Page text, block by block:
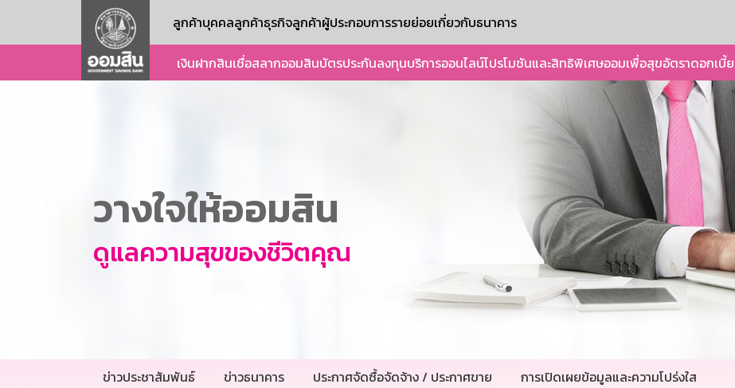
ลูกค้าบุคคลลูกค้าธุรกิจลูกค้าผู้ประกอบการรายย่อยเกี่ยวกับธนาคาร
เงินฝากสินเชื่อสลากออมสินบัตรประกันลงทุนบริการออนไลน์โปรโมชันและสิทธิพิเศษออมเพื่อสุขอัตราดอกเบี้
วางใจให้ออมสิน
ดูแลความสุขของชีวิตคุณ
ข่าวประชาสัมพันธ์ ข่าวธนาคาร ประกาศจัดซื้อจัดจ้าง / ประกาศขาย การเปิดเผยข้อมูลและความโปร่งใส